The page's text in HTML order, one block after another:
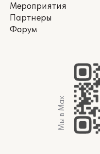
Мероприятия
Партнеры
Форум
Мы в Max